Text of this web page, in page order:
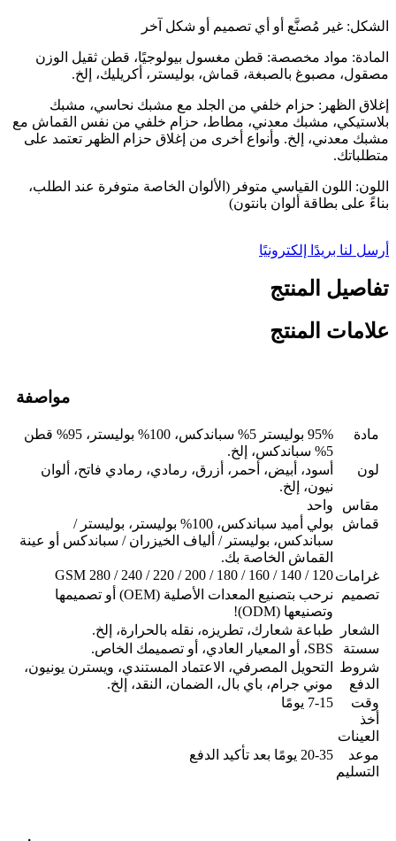
الشكل: غير مُصنَّع أو أي تصميم أو شكل آخر
المادة: مواد مخصصة: قطن مغسول بيولوجيًا، قطن ثقيل الوزن
مصقول، مصبوغ بالصبغة، قماش، بوليستر، أكريليك، إلخ.
إغلاق الظهر: حزام خلفي من الجلد مع مشبك نحاسي، مشبك
بلاستيكي، مشبك معدني، مطاط، حزام خلفي من نفس القماش مع
مشبك معدني، إلخ. وأنواع أخرى من إغلاق حزام الظهر تعتمد على
متطلباتك.
اللون: اللون القياسي متوفر (الألوان الخاصة متوفرة عند الطلب،
بناءً على بطاقة ألوان بانتون)
أرسل لنا بريدًا إلكترونيًا
تفاصيل المنتج
علامات المنتج
مواصفة
مادة
95% بوليستر 5% سباندكس، 100% بوليستر، 95% قطن
5% سباندكس، إلخ.
لون
أسود، أبيض، أحمر، أزرق، رمادي، رمادي فاتح، ألوان
نيون، إلخ.
مقاس
واحد
قماش
بولي أميد سباندكس، 100% بوليستر، بوليستر /
سباندكس، بوليستر / ألياف الخيزران / سباندكس أو عينة
القماش الخاصة بك.
غرامات120 / 140 / 160 / 180 / 200 / 220 / 240 / 280 GSM
تصميم
نرحب بتصنيع المعدات الأصلية (OEM) أو تصميمها
وتصنيعها (ODM)!
الشعار
طباعة شعارك، تطريزه، نقله بالحرارة، إلخ.
سستة
SBS، أو المعيار العادي، أو تصميمك الخاص.
شروط
الدفع
التحويل المصرفي، الاعتماد المستندي، ويسترن يونيون،
موني جرام، باي بال، الضمان، النقد، إلخ.
وقت
أخذ
العينات
7-15 يومًا
موعد
التسليم
20-35 يومًا بعد تأكيد الدفع